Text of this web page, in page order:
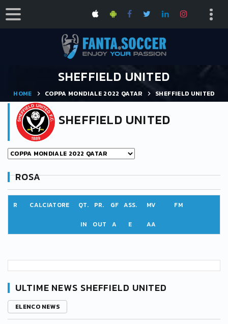
SHEFFIELD UNITED
HOME COPPA MONDIALE 2022 QATAR SHEFFIELD UNITED
SHEFFIELD UNITED
ROSA
R CALCIATORE QT. PR. GF ASS. MV FM
IN OUT A E AA
ULTIME NEWS SHEFFIELD UNITED
ELENCO NEWS